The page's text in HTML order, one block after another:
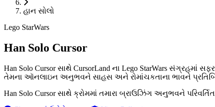
હાન સોલો
Lego StarWars
Han Solo Cursor
Han Solo Cursor સાથે CursorLand ના Lego StarWars
તેમના ઑનલાઇન અનુભવને સાહસ અને રોમાંચકતાના ભાવને
Han Solo Cursor સાથે ક્રોમમાં તમારા બ્રાઉઝિંગ અનુભવને